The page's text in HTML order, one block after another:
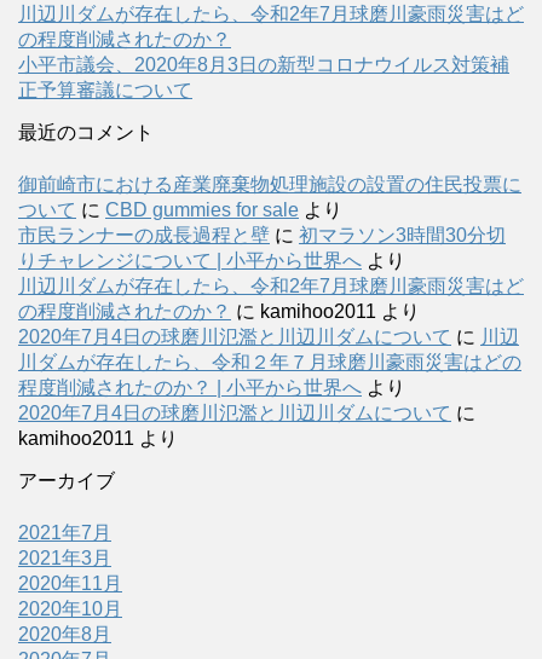
川辺川ダムが存在したら、令和2年7月球磨川豪雨災害はど
の程度削減されたのか？
小平市議会、2020年8月3日の新型コロナウイルス対策補
正予算審議について
最近のコメント
御前崎市における産業廃棄物処理施設の設置の住民投票に
ついて に CBD gummies for sale より
市民ランナーの成長過程と壁 に 初マラソン3時間30分切
りチャレンジについて | 小平から世界へ より
川辺川ダムが存在したら、令和2年7月球磨川豪雨災害はど
の程度削減されたのか？ に kamihoo2011 より
2020年7月4日の球磨川氾濫と川辺川ダムについて に 川辺
川ダムが存在したら、令和２年７月球磨川豪雨災害はどの
程度削減されたのか？ | 小平から世界へ より
2020年7月4日の球磨川氾濫と川辺川ダムについて に
kamihoo2011 より
アーカイブ
2021年7月
2021年3月
2020年11月
2020年10月
2020年8月